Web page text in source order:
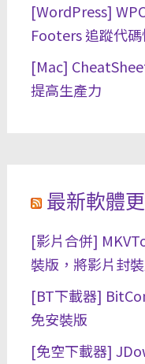
[WordPress]
Footers 追蹤代
[Mac]
提高生產力
最新軟體
[影片合併]
裝版，將影片封
[BT下載器]
免安裝版
[免空下載器]